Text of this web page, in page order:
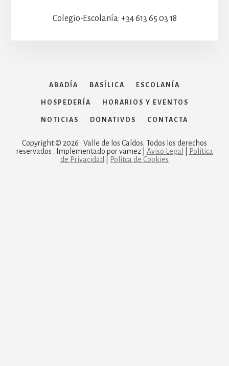
Colegio-Escolanía: +34 613 65 03 18
ABADÍA BASÍLICA ESCOLANÍA
HOSPEDERÍA HORARIOS Y EVENTOS
NOTICIAS DONATIVOS CONTACTA
Copyright © 2026 · Valle de los Caídos. Todos los derechos
reservados . Implementado por vamez | Aviso Legal
Política
de Privacidad
Polítca de Cookies